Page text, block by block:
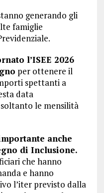
generando gli
famiglie
l’ISEE 2026
per ottenere il
spettanti a
data
le mensilità
anche
di Inclusione.
che hanno
e hanno
l’iter previsto dalla